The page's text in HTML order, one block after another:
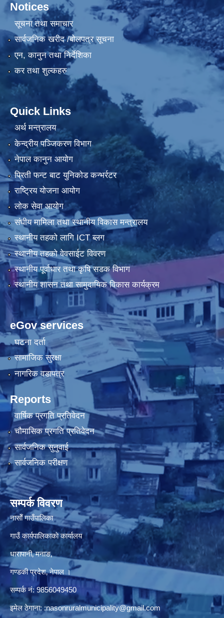
Notices
सूचना तथा समाचार
सार्वजनिक खरीद /बोलपत्र सूचना
एन, कानुन तथा निर्देशिका
कर तथा शुल्कहरु
Quick Links
अर्थ मन्त्रालय
केन्द्रीय पञ्जिकरण विभाग
नेपाल कानुन आयोग
प्रिती फन्ट बाट युनिकोड कन्भर्रटर
राष्ट्रिय योजना आयोग
लोक सेवा आयोग
संघीय मामिला तथा स्थानीय विकास मन्त्रालय
स्थानीय तहको लागि ICT ब्लग
स्थानीय तहको वेवसाईट विवरण
स्थानीय पूर्वाधार तथा कृषि सडक विभाग
स्थानीय शासन तथा सामुदायिक विकास कार्यक्रम
eGov services
घटना दर्ता
सामाजिक सुरक्षा
नागरिक वडापत्र
Reports
वार्षिक प्रगति प्रतिवेदन
चौमासिक प्रगति प्रतिवेदन
सार्वजनिक सुनुवाई
सार्वजनिक परीक्षण
सम्पर्क विवरण
नासाेँ गाउँपालिका
गाउँ कार्यपालिकाकाे कार्यालय
धारापानी‚ मनाङ‚
गण्डकी प्रदेश‚ नेपाल ।
सम्पर्क न‌ं‍: 9856049450
इमेल ठेगाना: :nasonruralmunicipality@gmail.com